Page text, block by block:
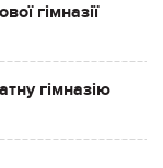
гімназії
гімназію